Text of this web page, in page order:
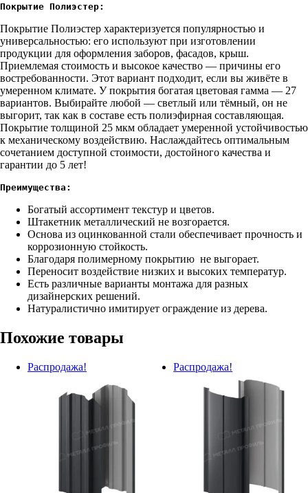
Покрытие Полиэстер:
Покрытие Полиэстер характеризуется популярностью и
универсальностью: его используют при изготовлении
продукции для оформления заборов, фасадов, крыш.
Приемлемая стоимость и высокое качество — причины его
востребованности. Этот вариант подходит, если вы живёте в
умеренном климате. У покрытия богатая цветовая гамма — 27
вариантов. Выбирайте любой — светлый или тёмный, он не
выгорит, так как в составе есть полиэфирная составляющая.
Покрытие толщиной 25 мкм обладает умеренной устойчивостью
к механическому воздействию. Наслаждайтесь оптимальным
сочетанием доступной стоимости, достойного качества и
гарантии до 5 лет!
Преимущества:
Богатый ассортимент текстур и цветов.
Штакетник металлический не возгорается.
Основа из оцинкованной стали обеспечивает прочность и
коррозионную стойкость.
Благодаря полимерному покрытию не выгорает.
Переносит воздействие низких и высоких температур.
Есть различные варианты монтажа для разных
дизайнерских решений.
Натуралистично имитирует ограждение из дерева.
Похожие товары
Распродажа! Распродажа!